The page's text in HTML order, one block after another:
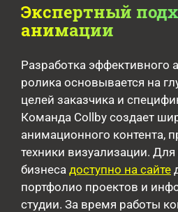
Экспертный
анимации
Разработка эффективного
ролика основывается на
целей заказчика и
Команда Collby создает
анимационного контента,
техники визуализации.
бизнеса доступно на сайте
портфолио проектов и
студии. За время работы